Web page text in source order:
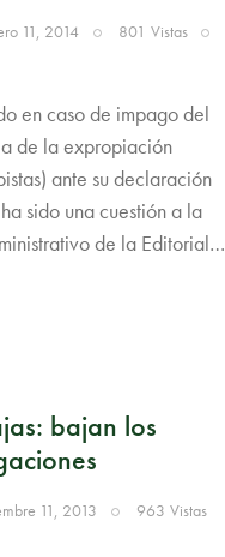
11, 2014 801 Vistas
en caso de impago del
de la expropiación
ante su declaración
sido una cuestión a la
de la Editorial…
bajan los
11, 2013 963 Vistas